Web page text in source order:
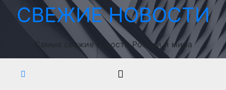
ПерейтиСВЕЖИЕ НОВОСТИ
Самые свежие новости России и мира